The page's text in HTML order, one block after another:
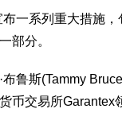
一系列重大措施
部分。
鲁斯(Tammy
币交易所Garantex